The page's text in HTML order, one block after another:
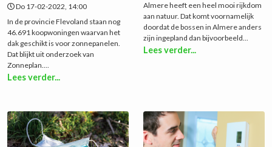
Do 17-02-2022, 14:00
In de provincie Flevoland staan nog
46.691 koopwoningen waarvan het
dak geschikt is voor zonnepanelen.
Dat blijkt uit onderzoek van
Zonneplan....
Lees verder...
Almere heeft een heel mooi rijkdom
aan natuur. Dat komt voornamelijk
doordat de bossen in Almere anders
zijn ingepland dan bijvoorbeeld...
Lees verder...